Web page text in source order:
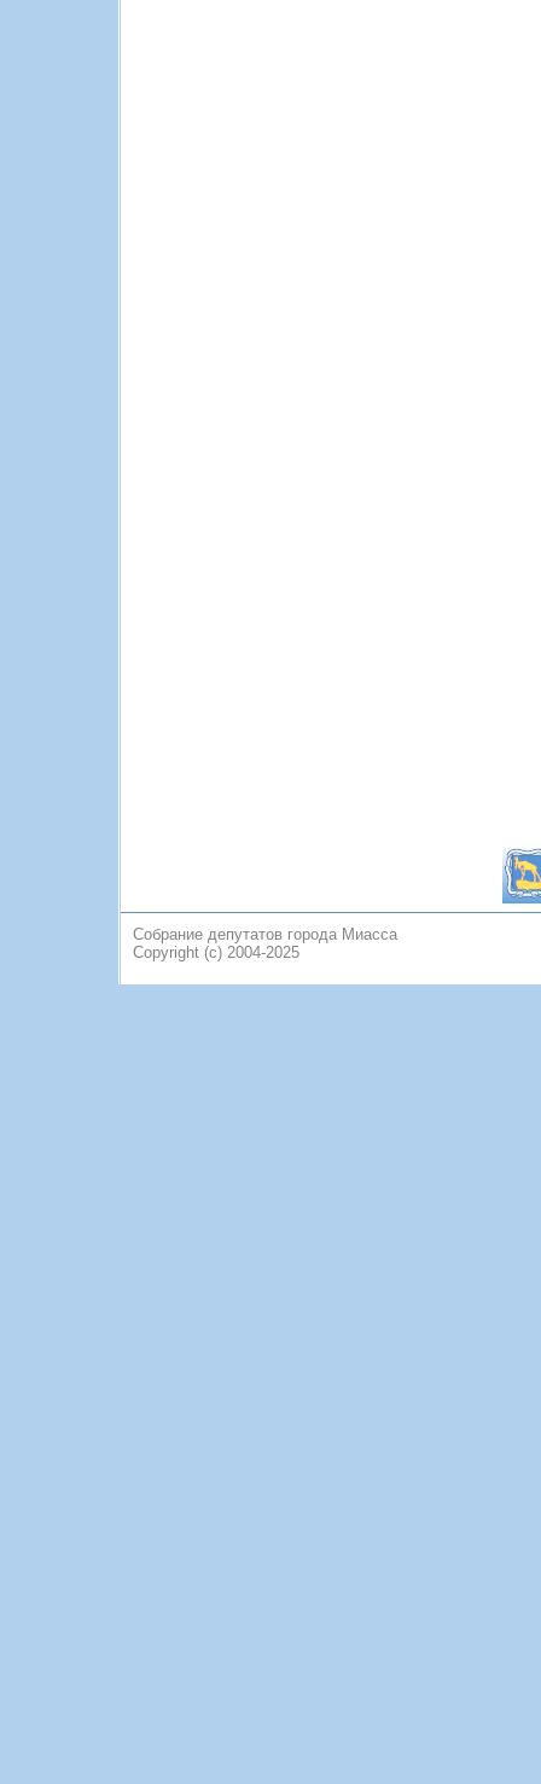
Собрание депутатов города Миасса
Copyright (c) 2004-2025